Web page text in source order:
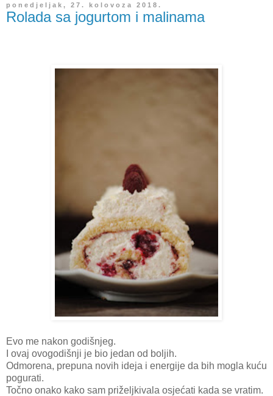
ponedjeljak, 27. kolovoza 2018.
Rolada sa jogurtom i malinama
Evo me nakon godišnjeg.
I ovaj ovogodišnji je bio jedan od boljih.
Odmorena, prepuna novih ideja i energije da bih mogla kuću
pogurati.
Točno onako kako sam priželjkivala osjećati kada se vratim.